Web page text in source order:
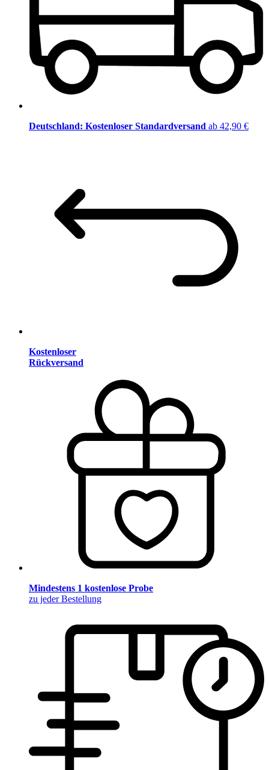
Deutschland: Kostenloser Standardversand ab 42,90 €
Kostenloser
Rückversand
Mindestens 1 kostenlose Probe
zu jeder Bestellung